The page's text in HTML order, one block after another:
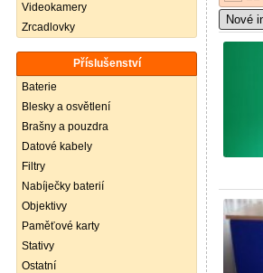
Videokamery
Zrcadlovky
Příslušenství
Baterie
Blesky a osvětlení
Brašny a pouzdra
Datové kabely
Filtry
Nabíječky baterií
Objektivy
Paměťové karty
Stativy
Ostatní
Nové